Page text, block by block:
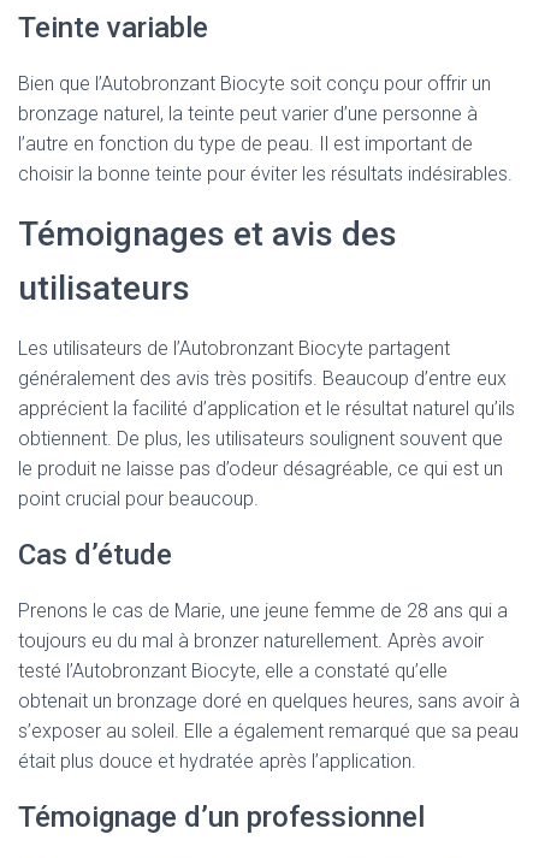
Teinte variable
Bien que l’Autobronzant Biocyte soit conçu pour offrir un
bronzage naturel, la teinte peut varier d’une personne à
l’autre en fonction du type de peau. Il est important de
choisir la bonne teinte pour éviter les résultats indésirables.
Témoignages et avis des
utilisateurs
Les utilisateurs de l’Autobronzant Biocyte partagent
généralement des avis très positifs. Beaucoup d’entre eux
apprécient la facilité d’application et le résultat naturel qu’ils
obtiennent. De plus, les utilisateurs soulignent souvent que
le produit ne laisse pas d’odeur désagréable, ce qui est un
point crucial pour beaucoup.
Cas d’étude
Prenons le cas de Marie, une jeune femme de 28 ans qui a
toujours eu du mal à bronzer naturellement. Après avoir
testé l’Autobronzant Biocyte, elle a constaté qu’elle
obtenait un bronzage doré en quelques heures, sans avoir à
s’exposer au soleil. Elle a également remarqué que sa peau
était plus douce et hydratée après l’application.
Témoignage d’un professionnel